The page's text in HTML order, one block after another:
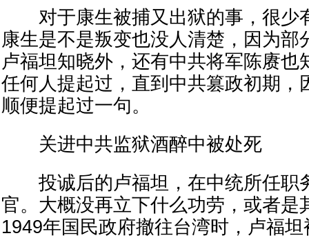
对于康生被捕又出狱的事，很少
康生是不是叛变也没人清楚，因为部
卢福坦知晓外，还有中共将军陈赓也
任何人提起过，直到中共篡政初期，
顺便提起过一句。
关进中共监狱酒醉中被处死
投诚后的卢福坦，在中统所任职
官。大概没再立下什么功劳，或者是
1949年国民政府撤往台湾时，卢福